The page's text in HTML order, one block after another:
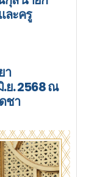
ละครู
า
.ย. 2568 ณ
ชา